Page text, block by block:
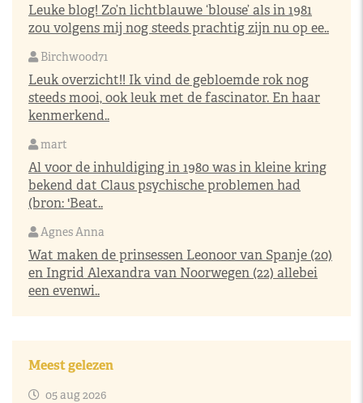
Leuke blog! Zo’n lichtblauwe ‘blouse’ als in 1981
zou volgens mij nog steeds prachtig zijn nu op ee..
Birchwood71
Leuk overzicht!! Ik vind de gebloemde rok nog
steeds mooi, ook leuk met de fascinator. En haar
kenmerkend..
mart
Al voor de inhuldiging in 1980 was in kleine kring
bekend dat Claus psychische problemen had
(bron: 'Beat..
Agnes Anna
Wat maken de prinsessen Leonoor van Spanje (20)
en Ingrid Alexandra van Noorwegen (22) allebei
een evenwi..
Meest gelezen
05 aug 2026